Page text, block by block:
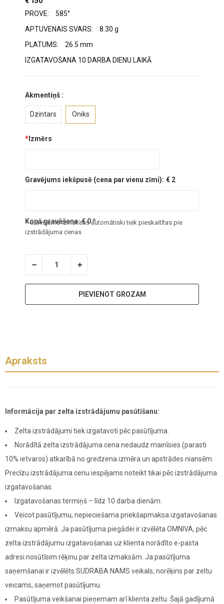
PROVE:
585°
APTUVENAIS SVARS:
8.30 g
PLATUMS:
26.5 mm
IZGATAVOŠANA 10 DARBA DIENU LAIKĀ
Akmentiņš :
Dzintars Oniks
* Izmērs
Gravējums iekšpusē (cena par vienu zīmi): € 2
Kopā gravēšana:€0*
* Gravējuma izmaksas automātiski tiek pieskaitītas pie
izstrādājuma cenas
PIEVIENOT GROZAM
Apraksts
Informācija par zelta izstrādājumu pasūtīšanu:
Zelta izstrādājumi tiek izgatavoti pēc pasūtījuma.
Norādītā zelta izstrādājuma cena nedaudz mainīsies (parasti
10% ietvaros) atkarībā no gredzena izmēra un apstrādes niansēm.
Precīzu izstrādājuma cenu iespējams noteikt tikai pēc izstrādājuma
izgatavošanas.
Izgatavošanas termiņš – līdz 10 darba dienām.
Veicot pasūtījumu, nepieciešama priekšapmaksa izgatavošanas
izmaksu apmērā. Ja pasūtījuma piegādei ir izvēlēta OMNIVA, pēc
zelta izstrādājumu izgatavošanas uz klienta norādīto e-pasta
adresi nosūtīsim rēķinu par zelta izmaksām. Ja pasūtījuma
saņemšanai ir izvēlēts SUDRABA NAMS veikals, norēķins par zeltu
veicams, saņemot pasūtījumu.
Pasūtījuma veikšanai pieņemam arī klienta zeltu. Šajā gadījumā